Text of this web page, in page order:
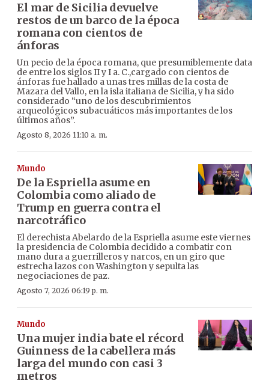
El mar de Sicilia devuelve
restos de un barco de la época
romana con cientos de
ánforas
Un pecio de la época romana, que presumiblemente data
de entre los siglos II y I a. C.,cargado con cientos de
ánforas fue hallado a unas tres millas de la costa de
Mazara del Vallo, en la isla italiana de Sicilia, y ha sido
considerado “uno de los descubrimientos
arqueológicos subacuáticos más importantes de los
últimos años”.
Agosto 8, 2026 11:10 a. m.
Mundo
De la Espriella asume en
Colombia como aliado de
Trump en guerra contra el
narcotráfico
El derechista Abelardo de la Espriella asume este viernes
la presidencia de Colombia decidido a combatir con
mano dura a guerrilleros y narcos, en un giro que
estrecha lazos con Washington y sepulta las
negociaciones de paz.
Agosto 7, 2026 06:19 p. m.
Mundo
Una mujer india bate el récord
Guinness de la cabellera más
larga del mundo con casi 3
metros